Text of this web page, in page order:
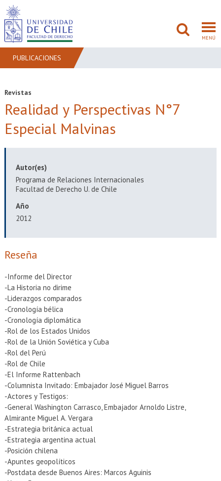
MENÚ
PREGRADO
POSTGRADO
INVESTIGACIÓN
PUBLICACIONES
Revistas
Realidad y Perspectivas N°7
Especial Malvinas
Autor(es)
Programa de Relaciones Internacionales
Facultad de Derecho U. de Chile
Año
2012
Reseña
-Informe del Director
-La Historia no dirime
-Liderazgos comparados
-Cronología bélica
-Cronología diplomática
-Rol de los Estados Unidos
-Rol de la Unión Soviética y Cuba
-Rol del Perú
-Rol de Chile
-El Informe Rattenbach
-Columnista Invitado: Embajador José Miguel Barros
-Actores y Testigos:
-General Washington Carrasco, Embajador Arnoldo Listre,
Almirante Miguel A. Vergara
-Estrategia británica actual
-Estrategia argentina actual
-Posición chilena
-Apuntes geopolíticos
-Postdata desde Buenos Aires: Marcos Aguinis